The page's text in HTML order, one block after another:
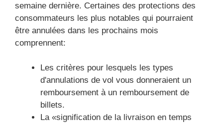
semaine dernière. Certaines des protections des
consommateurs les plus notables qui pourraient
être annulées dans les prochains mois
comprennent:
Les critères pour lesquels les types
d'annulations de vol vous donneraient un
remboursement à un remboursement de
billets.
La «signification de la livraison en temps